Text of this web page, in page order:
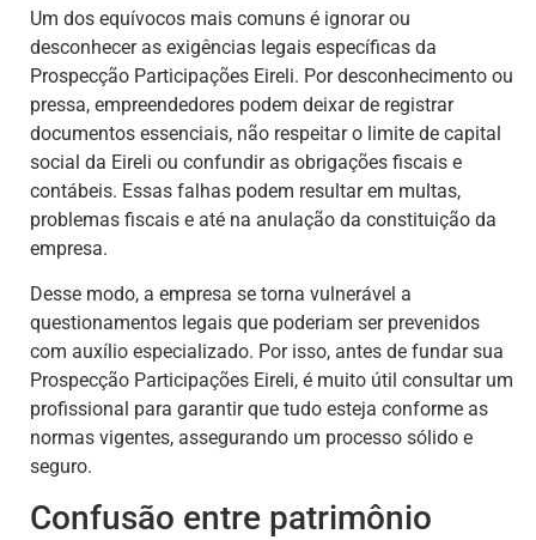
Um dos equívocos mais comuns é ignorar ou
desconhecer as exigências legais específicas da
Prospecção Participações Eireli. Por desconhecimento ou
pressa, empreendedores podem deixar de registrar
documentos essenciais, não respeitar o limite de capital
social da Eireli ou confundir as obrigações fiscais e
contábeis. Essas falhas podem resultar em multas,
problemas fiscais e até na anulação da constituição da
empresa.
Desse modo, a empresa se torna vulnerável a
questionamentos legais que poderiam ser prevenidos
com auxílio especializado. Por isso, antes de fundar sua
Prospecção Participações Eireli, é muito útil consultar um
profissional para garantir que tudo esteja conforme as
normas vigentes, assegurando um processo sólido e
seguro.
Confusão entre patrimônio